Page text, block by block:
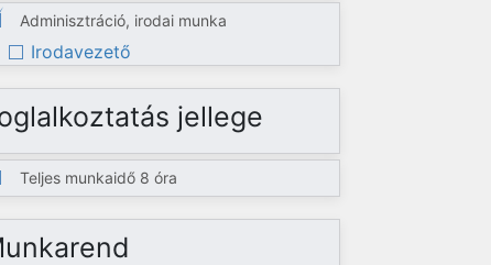
Adminisztráció, irodai munka
Irodavezető
jellege
Teljes munkaidő 8 óra